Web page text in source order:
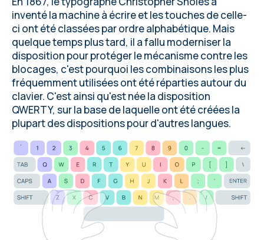
inventé la machine à écrire et les touches de celle-
ci ont été classées par ordre alphabétique. Mais
quelque temps plus tard, il a fallu moderniser la
disposition pour protéger le mécanisme contre les
blocages, c'est pourquoi les combinaisons les plus
fréquemment utilisées ont été réparties autour du
clavier. C'est ainsi qu'est née la disposition
QWERTY, sur la base de laquelle ont été créées la
plupart des dispositions pour d'autres langues.